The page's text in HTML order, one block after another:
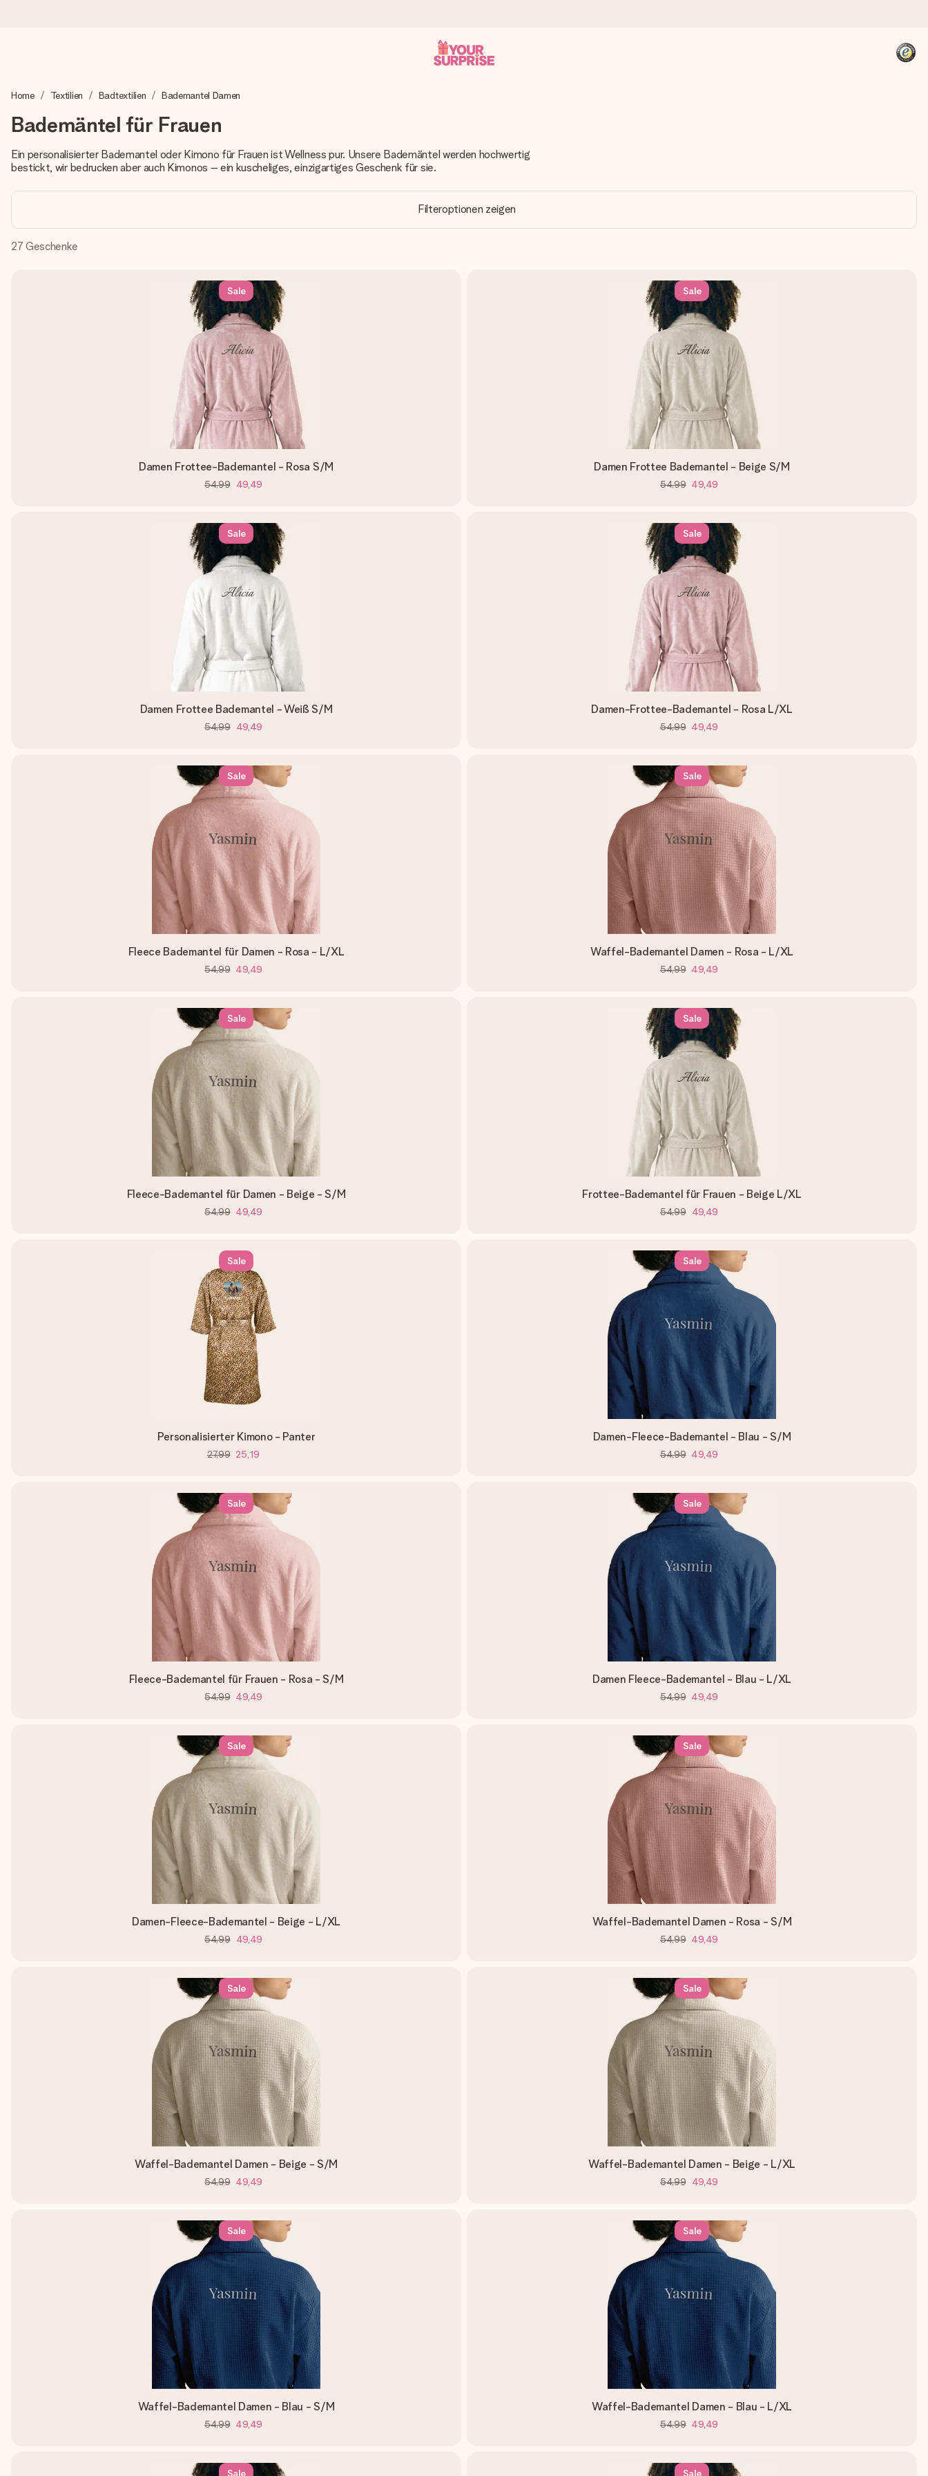
Wir bereiten dein Geschenk sorgfältig vor und schicken es blitzschnell – damit du es genau zum richtigen Zeitpunkt überreichen kannst, wenn es am meisten
4,8 (basierend auf +15.000 Bewertungen)
Unsere Geschenke begeistern. Kunden bewerten uns mit 4,8 bei Google Reviews (Gesamtergebnis aller Länder, in die wir versenden).
+49 39292 929695
Samstag - Sonntag : 8:30 - 13:00 Uhr
Home Textilien Badtextilien Bademantel Damen
Bademäntel für Frauen
Ein personalisierter Bademantel oder Kimono für Frauen ist Wellness pur. Unsere Bademäntel werden hochwertig
bestickt, wir bedrucken aber auch Kimonos – ein kuscheliges, einzigartiges Geschenk für sie.
Filteroptionen zeigen
27 Geschenke
Sale
Damen Frottee-Bademantel - Rosa S/M
54,99 49,49
Sale
Damen Frottee Bademantel - Beige S/M
54,99 49,49
Sale
Damen Frottee Bademantel - Weiß S/M
54,99 49,49
Sale
Damen-Frottee-Bademantel - Rosa L/XL
54,99 49,49
Sale
Fleece Bademantel für Damen - Rosa - L/XL
54,99 49,49
Sale
Waffel-Bademantel Damen - Rosa - L/XL
54,99 49,49
Sale
Fleece-Bademantel für Damen - Beige - S/M
54,99 49,49
Sale
Frottee-Bademantel für Frauen - Beige L/XL
54,99 49,49
Sale
Personalisierter Kimono - Panter
27,99 25,19
Sale
Damen-Fleece-Bademantel - Blau - S/M
54,99 49,49
Sale
Fleece-Bademantel für Frauen - Rosa - S/M
54,99 49,49
Sale
Damen Fleece-Bademantel - Blau - L/XL
54,99 49,49
Sale
Damen-Fleece-Bademantel - Beige - L/XL
54,99 49,49
Sale
Waffel-Bademantel Damen - Rosa - S/M
54,99 49,49
Sale
Waffel-Bademantel Damen - Beige - S/M
54,99 49,49
Sale
Waffel-Bademantel Damen - Beige - L/XL
54,99 49,49
Sale
Waffel-Bademantel Damen - Blau - S/M
54,99 49,49
Sale
Waffel-Bademantel Damen - Blau - L/XL
54,99 49,49
Sale Sale